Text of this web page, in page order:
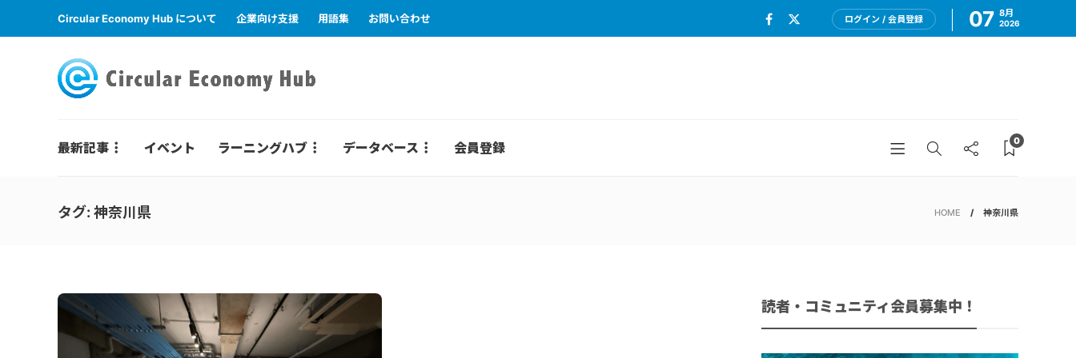
Circular Economy Hub について 企業向け支援 用語集 お問い合わせ ログイン / 会員登録 07 8月
2026
最新記事 イベント ラーニングハブ データベース 会員登録 0
タグ: 神奈川県 HOME 神奈川県
読者・コミュニティ会員募集中！